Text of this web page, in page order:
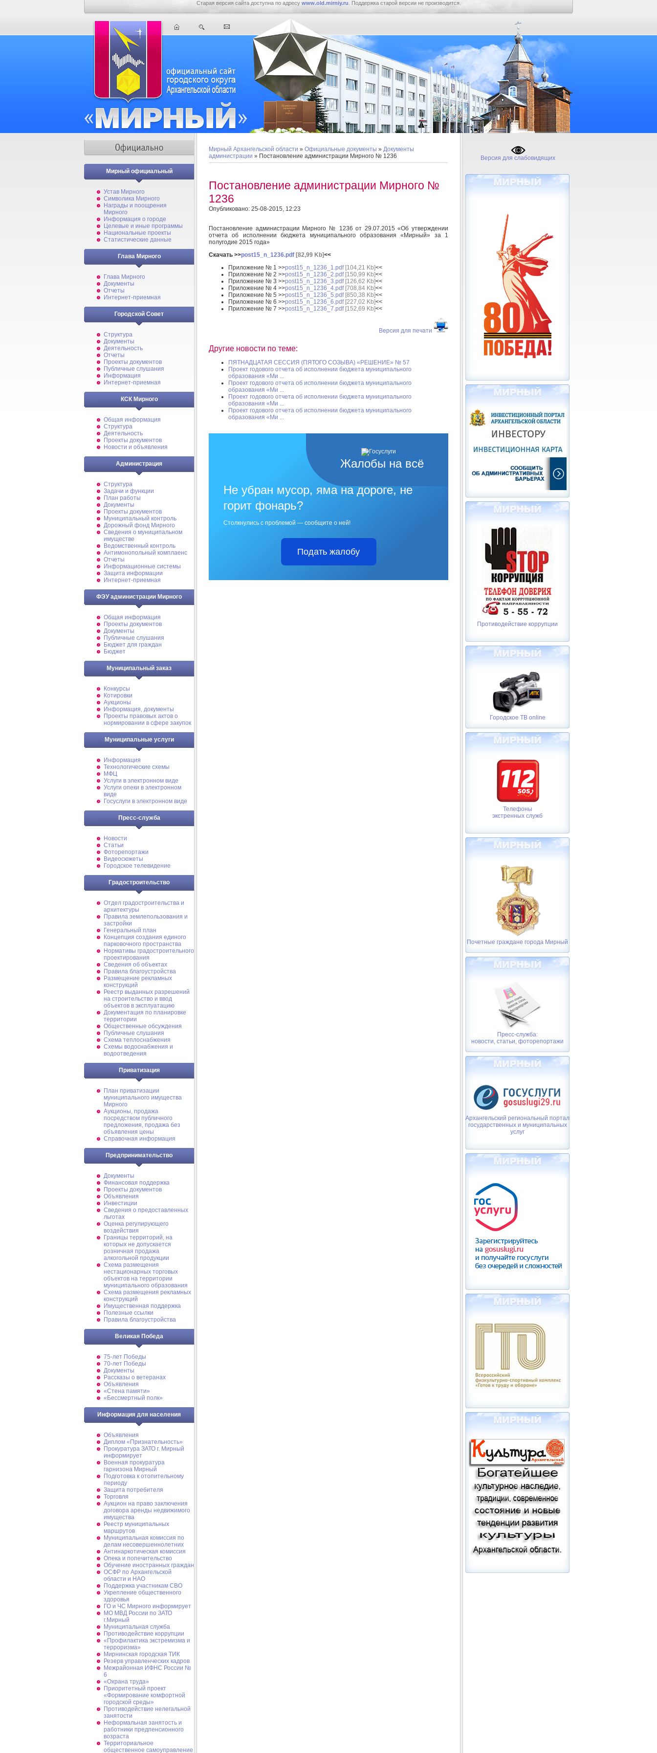
Старая версия сайта доступна по адресу www.old.mirniy.ru . Поддержка старой версии не производится.
Мирный официальный
Устав Мирного
Символика Мирного
Награды и поощрения
Мирного
Информация о городе
Целевые и иные программы
Национальные проекты
Статистические данные
Глава Мирного
Глава Мирного
Документы
Отчеты
Интернет-приемная
Городской Совет
Структура
Документы
Деятельность
Отчеты
Проекты документов
Публичные слушания
Информация
Интернет-приемная
КСК Мирного
Общая информация
Структура
Деятельность
Проекты документов
Новости и объявления
Администрация
Структура
Задачи и функции
План работы
Документы
Проекты документов
Муниципальный контроль
Дорожный фонд Мирного
Cведения о муниципальном
имуществе
Ведомственный контроль
Антимонопольный комплаенс
Отчеты
Информационные системы
Защита информации
Интернет-приемная
ФЭУ администрации Мирного
Общая информация
Проекты документов
Документы
Публичные слушания
Бюджет для граждан
Бюджет
Муниципальный заказ
Конкурсы
Котировки
Аукционы
Информация, документы
Проекты правовых актов о
нормировании в сфере закупок
Муниципальные услуги
Информация
Технологические схемы
МФЦ
Услуги в электронном виде
Услуги опеки в электронном
виде
Госуслуги в электронном виде
Пресс-служба
Новости
Статьи
Фоторепортажи
Видеосюжеты
Городское телевидение
Градостроительство
Отдел градостроительства и
архитектуры
Правила землепользования и
застройки
Генеральный план
Концепция создания единого
парковочного пространства
Нормативы градостроительного
проектирования
Сведения об объектах
Правила благоустройства
Размещение рекламных
конструкций
Реестр выданных разрешений
на строительство и ввод
объектов в эксплуатацию
Документация по планировке
территории
Общественные обсуждения
Публичные слушания
Схема теплоснабжения
Схемы водоснабжения и
водоотведения
Приватизация
План приватизации
муниципального имущества
Мирного
Аукционы, продажа
посредством публичного
предложения, продажа без
объявления цены
Справочная информация
Предпринимательство
Документы
Финансовая поддержка
Проекты документов
Объявления
Инвестиции
Сведения о предоставленных
льготах
Оценка регулирующего
воздействия
Границы территорий, на
которых не допускается
розничная продажа
алкогольной продукции
Схема размещения
нестационарных торговых
объектов на территории
муниципального образования
Схема размещения рекламных
конструкций
Имущественная поддержка
Полезные ссылки
Правила благоустройства
Великая Победа
75-лет Победы
70-лет Победы
Документы
Рассказы о ветеранах
Объявления
«Стена памяти»
«Бессмертный полк»
Информация для населения
Объявления
Диплом «Признательность»
Прокуратура ЗАТО г. Мирный
информирует
Военная прокуратура
гарнизона Мирный
Подготовка к отопительному
периоду
Защита потребителя
Торговля
Аукцион на право заключения
договора аренды недвижимого
имущества
Реестр муниципальных
маршрутов
Муниципальная комиссия по
делам несовершеннолетних
Антинаркотическая комиссия
Опека и попечительство
Обучение иностранных граждан
ОСФР по Архангельской
области и НАО
Поддержка участникам СВО
Укрепление общественного
здоровья
ГО и ЧС Мирного информирует
МО МВД России по ЗАТО
г.Мирный
Муниципальная cлужба
Противодействие коррупции
«Профилактика экстремизма и
терроризма»
Мирнинская городская ТИК
Резерв управленческих кадров
Межрайонная ИФНС России №
6
«Охрана труда»
Приоритетный проект
«Формирование комфортной
городской среды»
Противодействие нелегальной
занятости
Неформальная занятость и
работники предпенсионного
возраста
Территориальное
общественное самоуправление
Мирный Архангельской области » Официальные документы » Документы
администрации » Постановление администрации Мирного № 1236
Постановление администрации Мирного №
1236
Опубликовано: 25-08-2015, 12:23
Постановление администрации Мирного № 1236 от 29.07.2015 «Об утверждении
отчета об исполнении бюджета муниципального образования «Мирный» за 1
полугодие 2015 года»
Скачать >>post15_n_1236.pdf [82,99 Kb]<<
Приложение № 1 >>post15_n_1236_1.pdf[104,21 Kb]<<
Приложение № 2 >>post15_n_1236_2.pdf[150,99 Kb]<<
Приложение № 3 >>post15_n_1236_3.pdf[126,62 Kb]<<
Приложение № 4 >>post15_n_1236_4.pdf[708,84 Kb]<<
Приложение № 5 >>post15_n_1236_5.pdf[850,38 Kb]<<
Приложение № 6 >>post15_n_1236_6.pdf[227,02 Kb]<<
Приложение № 7 >>post15_n_1236_7.pdf[152,69 Kb]<<
Версия для печати
Другие новости по теме:
ПЯТНАДЦАТАЯ СЕССИЯ (ПЯТОГО СОЗЫВА) «РЕШЕНИЕ» № 57
Проект годового отчета об исполнении бюджета муниципального
образования «Ми ...
Проект годового отчета об исполнении бюджета муниципального
образования «Ми ...
Проект годового отчета об исполнении бюджета муниципального
образования «Ми ...
Проект годового отчета об исполнении бюджета муниципального
образования «Ми ...
Жалобы на всё
Не убран мусор, яма на дороге, не
горит фонарь?
Столкнулись с проблемой — сообщите о ней!
Подать жалобу
Версия для слабовидящих
Противодействие коррупции
Городское ТВ online
Телефоны
экстренных служб
Почетные граждане города Мирный
Пресс-служба:
новости, статьи, фоторепортажи
Архангельский региональный портал
государственных и муниципальных
услуг